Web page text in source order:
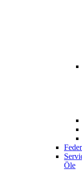
Öle